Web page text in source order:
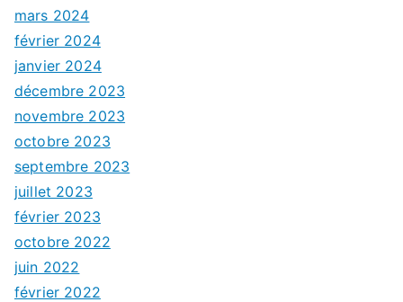
mars 2024
février 2024
janvier 2024
décembre 2023
novembre 2023
octobre 2023
septembre 2023
juillet 2023
février 2023
octobre 2022
juin 2022
février 2022